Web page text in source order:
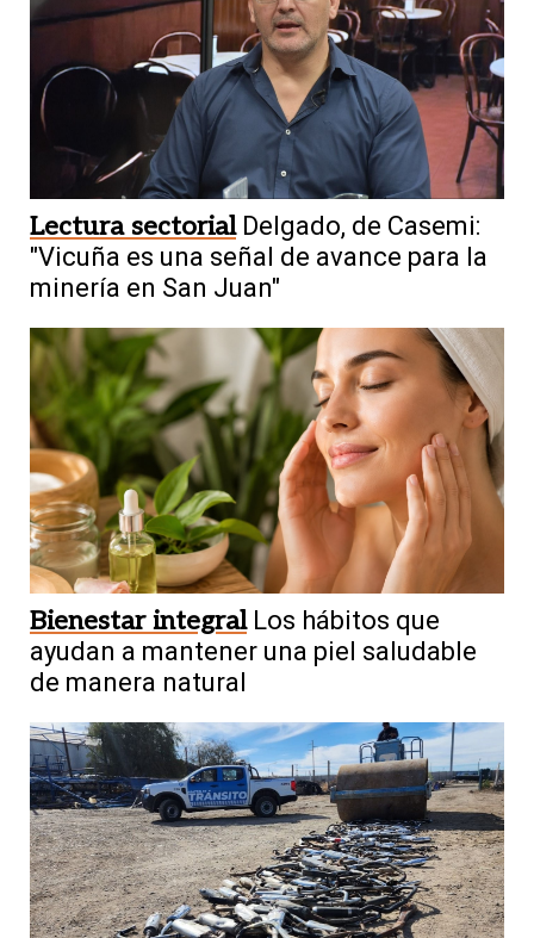
Lectura sectorial Delgado, de Casemi:
"Vicuña es una señal de avance para la
minería en San Juan"
Bienestar integral Los hábitos que
ayudan a mantener una piel saludable
de manera natural